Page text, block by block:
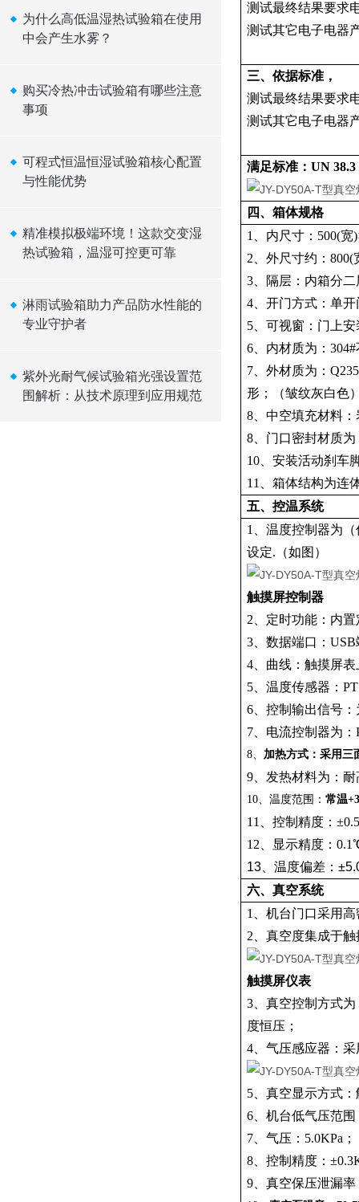
为什么高低温湿热试验箱在使用
中会产生水雾？
购买冷热冲击试验箱有哪些注意
事项
可程式恒温恒湿试验箱核心配置
与性能优势
精准模拟极端环境！这款交变湿
热试验箱，温湿可控更可靠
淋雨试验箱助力产品防水性能的
专业守护者
紫外光耐气候试验箱光强设置范
围解析：从技术原理到应用规范
测试最终结果要求
测试其它电子电器
三、依据标准，
测试最终结果要求
测试其它电子电器
满足标准：UN
四、箱体规格
1、内尺寸：500(宽
2、外尺寸约：800(
3、隔层：内箱分
4、开门方式：单
5、可视窗：门上
6、内材质为：
7、外材质为：
形；（皱纹灰白色
8、中空填充材料
8、门口密封材质
10、安装活动刹车
11、箱体结构为连
五、控温系统
1、温度控制器为
设定.（如图）
触摸屏控制器
2、定时功能：内
3、数据端口：
4、曲线：触摸屏
5、温度传感器：
6、控制输出信号：
7、电流控制器为
8、 加热方式：采用三
9、发热材料为：
10、温度范围：常温
11、控制精度：
12、显示精度
13、温度偏差：
六、真空系统
1、机台门口采用
2、真空度集成于
触摸屏仪表
3、真空控制方式
度恒压；
4、气压感应器：
5、真空显示方式
6、机台低气压范围
7、气压：5.0KPa；
8、控制精度：
9、真空保压泄漏